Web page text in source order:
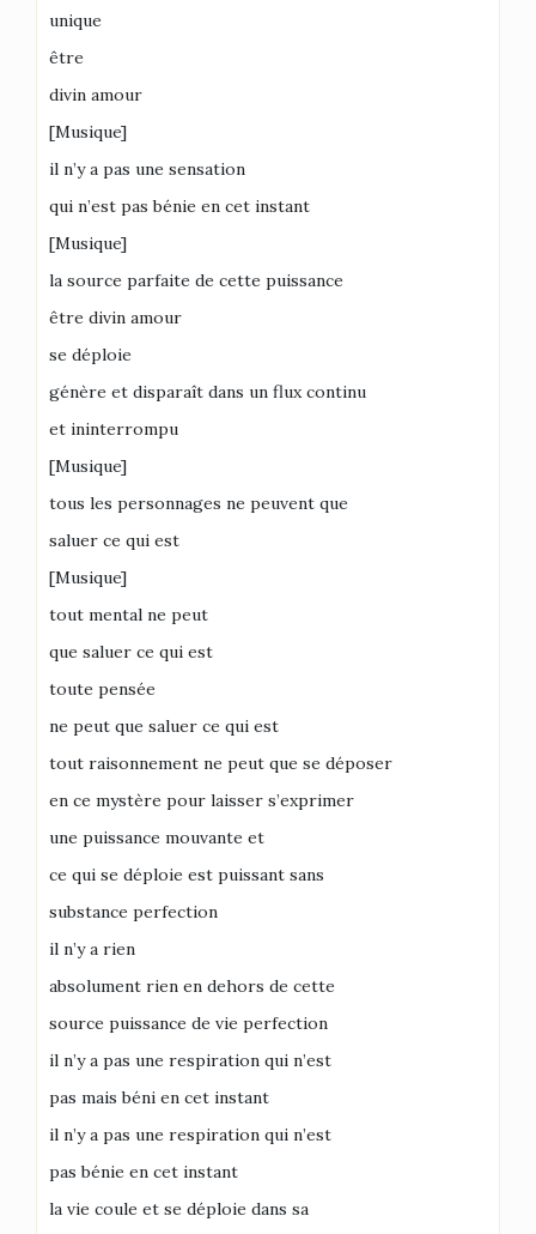
unique
être
divin amour
[Musique]
il n’y a pas une sensation
qui n’est pas bénie en cet instant
[Musique]
la source parfaite de cette puissance
être divin amour
se déploie
génère et disparaît dans un flux continu
et ininterrompu
[Musique]
tous les personnages ne peuvent que
saluer ce qui est
[Musique]
tout mental ne peut
que saluer ce qui est
toute pensée
ne peut que saluer ce qui est
tout raisonnement ne peut que se déposer
en ce mystère pour laisser s’exprimer
une puissance mouvante et
ce qui se déploie est puissant sans
substance perfection
il n’y a rien
absolument rien en dehors de cette
source puissance de vie perfection
il n’y a pas une respiration qui n’est
pas mais béni en cet instant
il n’y a pas une respiration qui n’est
pas bénie en cet instant
la vie coule et se déploie dans sa